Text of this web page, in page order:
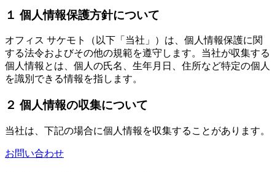
１ 個人情報保護方針について
オフィス サケモト（以下「当社」）は、個人情報保護に関
する法令およびその他の規範を遵守します。当社が収集する
個人情報とは、個人の氏名、生年月日、住所など特定の個人
を識別できる情報を指します。
２ 個人情報の収集について
当社は、下記の場合に個人情報を収集することがあります。
お問い合わせ